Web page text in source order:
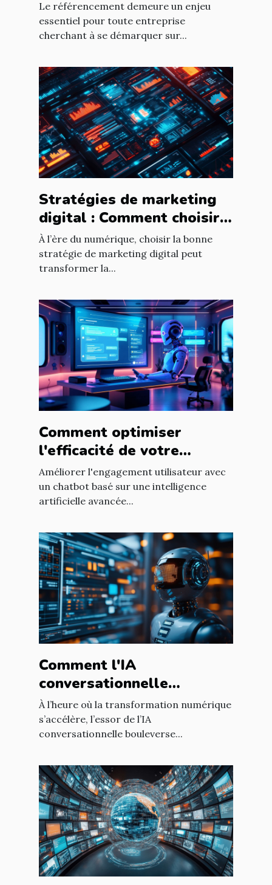
Le référencement demeure un enjeu
essentiel pour toute entreprise
cherchant à se démarquer sur...
Stratégies de marketing
digital : Comment choisir
pour votre entreprise ?
À l’ère du numérique, choisir la bonne
stratégie de marketing digital peut
transformer la...
Comment optimiser
l'efficacité de votre
chatbot GPT pour
améliorer l'engagement
utilisateur
Améliorer l'engagement utilisateur avec
un chatbot basé sur une intelligence
artificielle avancée...
Comment l'IA
conversationnelle
révolutionne l'expérience
utilisateur sur les sites
web
À l’heure où la transformation numérique
s’accélère, l’essor de l’IA
conversationnelle bouleverse...